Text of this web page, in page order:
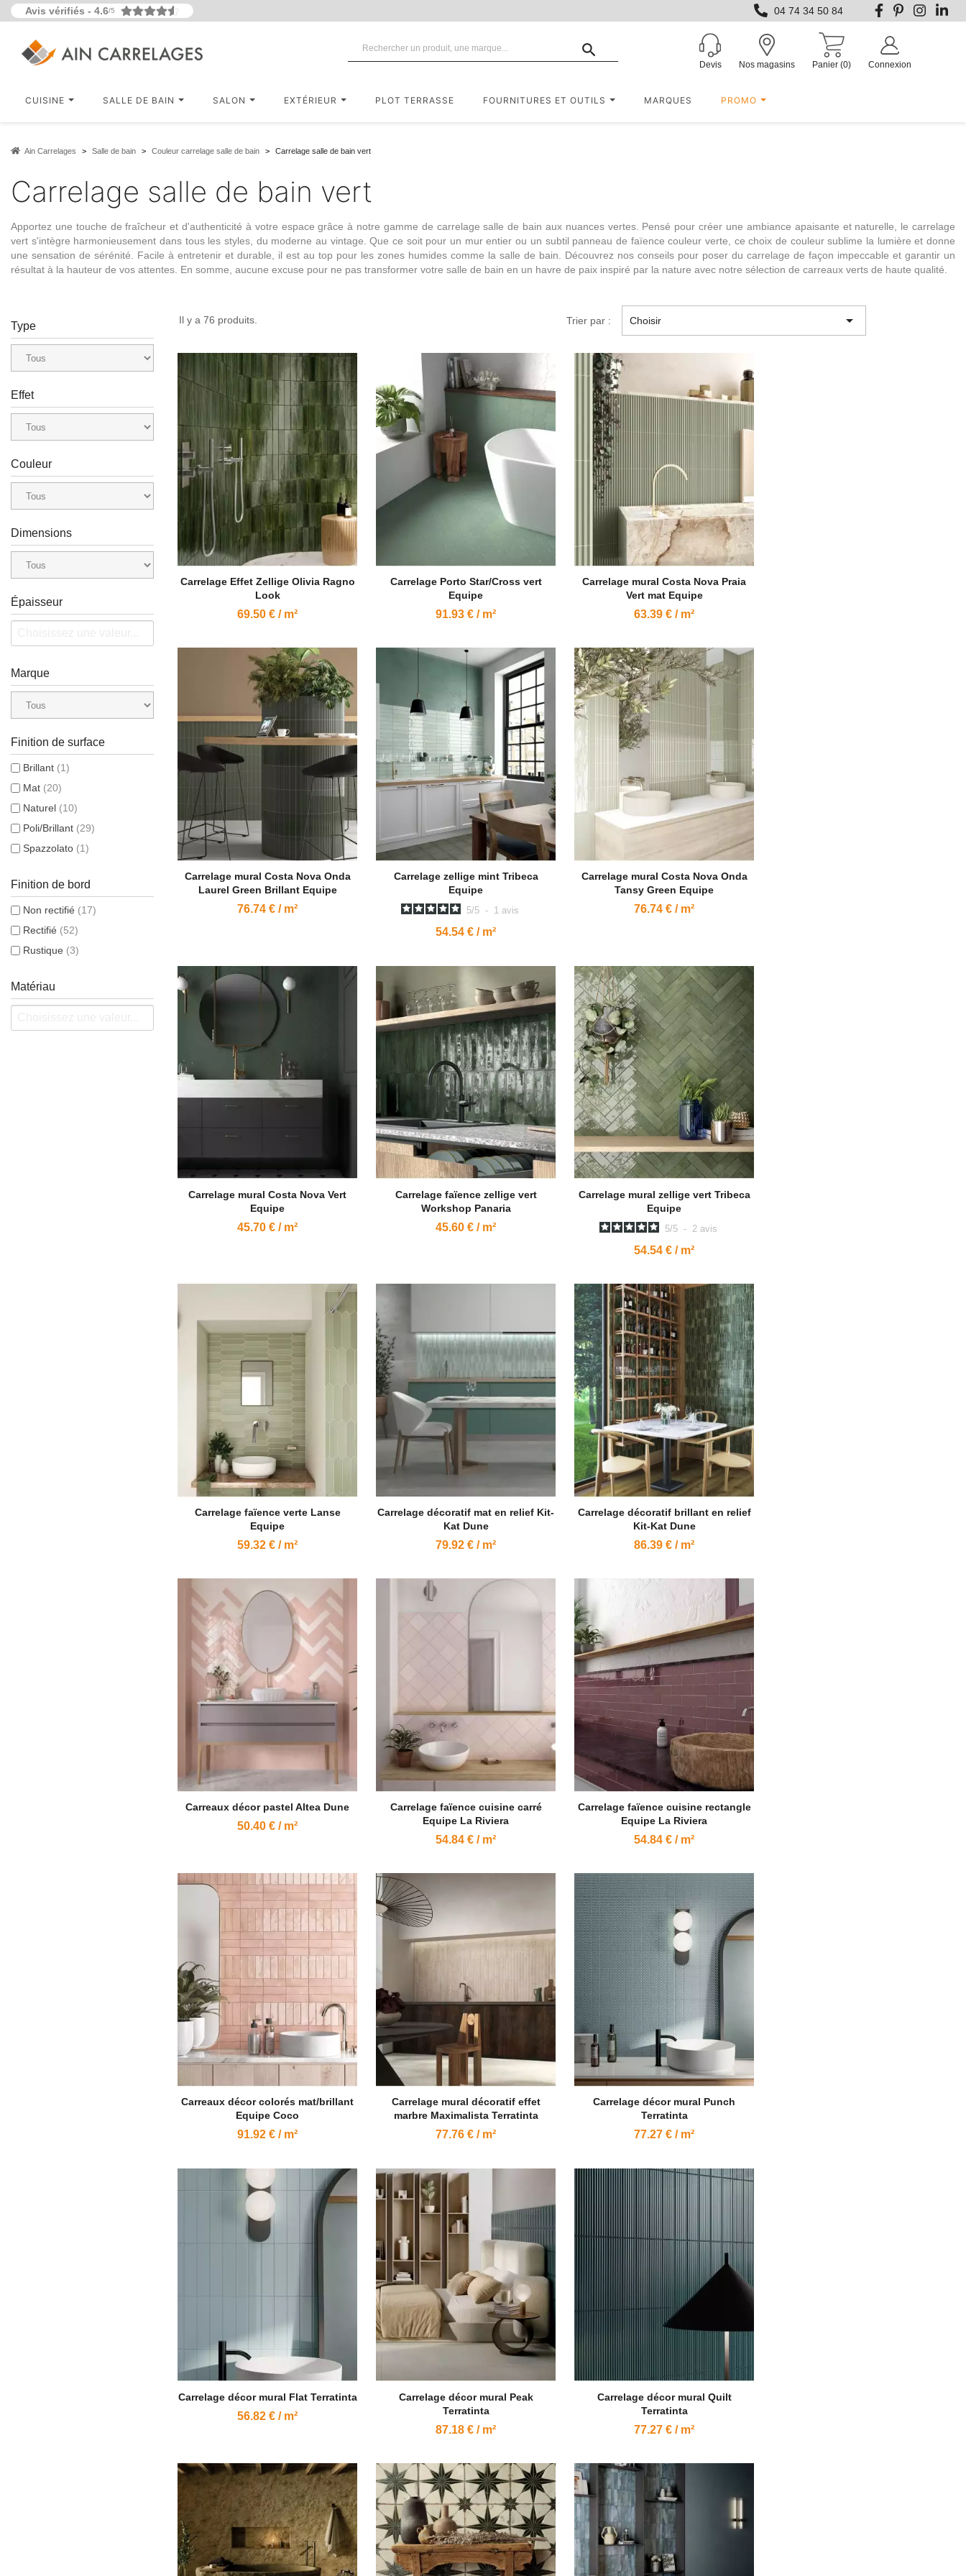
Avis vérifiés - 4.6/5 04 74 34 50 84

Devis Nos magasins Panier (0) Connexion
CUISINE SALLE DE BAIN SALON EXTÉRIEUR PLOT TERRASSE FOURNITURES ET OUTILS MARQUES PROMO
Ain Carrelages Salle de bain Couleur carrelage salle de bain Carrelage salle de bain vert
Carrelage salle de bain vert
Apportez une touche de fraîcheur et d'authenticité à votre espace grâce à notre gamme de carrelage salle de bain aux nuances vertes. Pensé pour créer une ambiance apaisante et naturelle, lecarrelage
vert s'intègre harmonieusement dans tous les styles, du moderne au vintage. Que ce soit pour un mur entier ou un subtil panneau de faïence couleur verte , ce choix de couleur sublime la lumière et donne
une sensation de sérénité. Facile à entretenir et durable, il est au top pour les zones humides comme la salle de bain. Découvrez nos conseils pour poser du carrelage de façon impeccable et garantir un
résultat à la hauteur de vos attentes. En somme, aucune excuse pour ne pas transformer votre salle de bain en un havre de paix inspiré par la nature avec notre sélection de carreaux verts de haute qualité.
Type
Effet
Couleur
Dimensions
Épaisseur
Marque
Finition de surface
Brillant (1)
Mat (20)
Naturel (10)
Poli/Brillant (29)
Spazzolato (1)
Finition de bord
Non rectifié (17)
Rectifié (52)
Rustique (3)
Matériau
Il y a 76 produits. Trier par : Choisir 
Carrelage Effet Zellige Olivia Ragno
Look
69.50 € / m²
Carrelage Porto Star/Cross vert
Equipe
91.93 € / m²
Carrelage mural Costa Nova Praia
Vert mat Equipe
63.39 € / m²
Carrelage mural Costa Nova Onda
Laurel Green Brillant Equipe
76.74 € / m²
Carrelage zellige mint Tribeca
Equipe
5/5 - 1 avis
54.54 € / m²
Carrelage mural Costa Nova Onda
Tansy Green Equipe
76.74 € / m²
Carrelage mural Costa Nova Vert
Equipe
45.70 € / m²
Carrelage faïence zellige vert
Workshop Panaria
45.60 € / m²
Carrelage mural zellige vert Tribeca
Equipe
5/5 - 2 avis
54.54 € / m²
Carrelage faïence verte Lanse
Equipe
59.32 € / m²
Carrelage décoratif mat en relief Kit-
Kat Dune
79.92 € / m²
Carrelage décoratif brillant en relief
Kit-Kat Dune
86.39 € / m²
Carreaux décor pastel Altea Dune
50.40 € / m²
Carrelage faïence cuisine carré
Equipe La Riviera
54.84 € / m²
Carrelage faïence cuisine rectangle
Equipe La Riviera
54.84 € / m²
Carreaux décor colorés mat/brillant
Equipe Coco
91.92 € / m²
Carrelage mural décoratif effet
marbre Maximalista Terratinta
77.76 € / m²
Carrelage décor mural Punch
Terratinta
77.27 € / m²
Carrelage décor mural Flat Terratinta
56.82 € / m²
Carrelage décor mural Peak
Terratinta
87.18 € / m²
Carrelage décor mural Quilt
Terratinta
77.27 € / m²